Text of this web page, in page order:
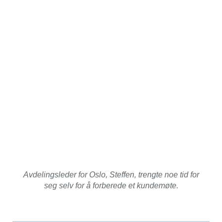
Avdelingsleder for Oslo, Steffen, trengte noe tid for
seg selv for å forberede et kundemøte.